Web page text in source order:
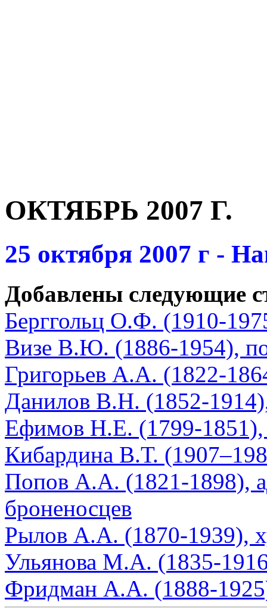
ОКТЯБРЬ 2007 Г.
25 октября 2007 г -
Добавлены следующие
Берггольц О.Ф. (1910-
Визе В.Ю. (1886-1954),
Григорьев А.А. (1822-
Данилов В.Н. (1852-
Ефимов Н.Е. (1799-1851),
Кибардина В.Т.
Попов А.А. (1821-1898),
броненосцев
Рылов А.А. (1870-1939),
Ульянова М.А. (1835-
Фридман А.А. (1888-